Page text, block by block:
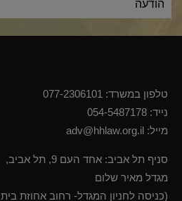
טלפון במשרד: 077-2306101
נייד: 054-5487178
מייל: adv@hhlaw.org.il
סניף תל אביב: אחד העם 9, תל אביב,
מגדל מאיר שלום
(כניסה לחניון המגדל- רחוב אחוזת בית 5)